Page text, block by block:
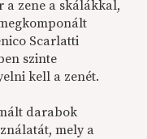
a zene a skálákkal,
Scarlatti
szinte
kell a zenét.
darabok
mely a